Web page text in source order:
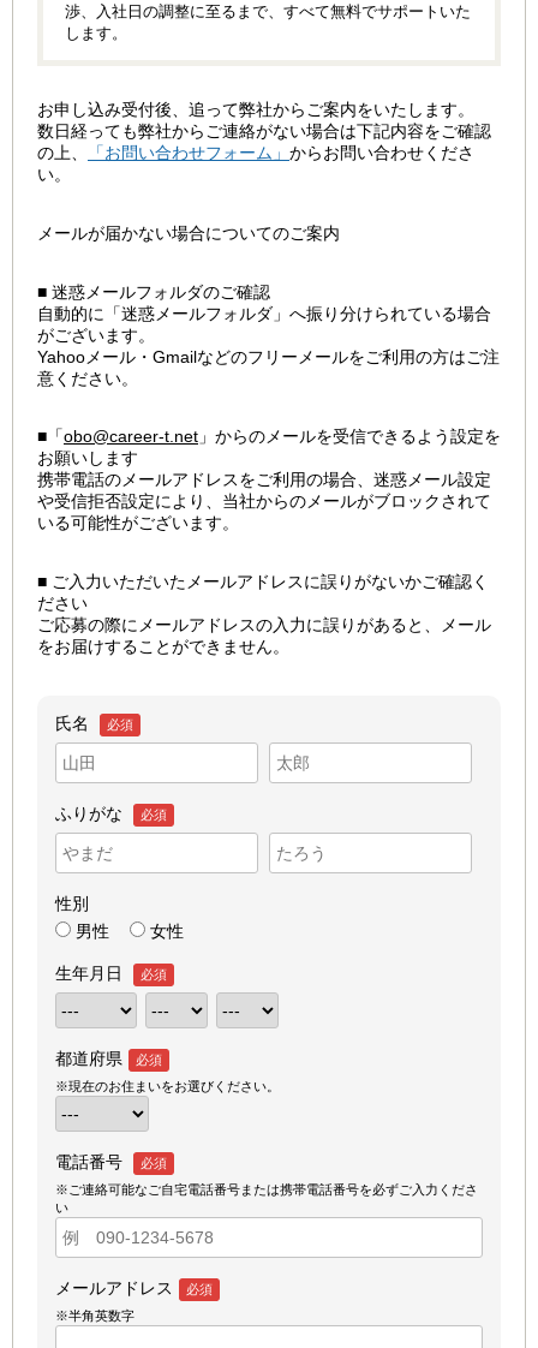
渉、入社日の調整に至るまで、すべて無料でサポートいた
します。
お申し込み受付後、追って弊社からご案内をいたします。
数日経っても弊社からご連絡がない場合は下記内容をご確認
の上、
「お問い合わせフォーム」 からお問い合わせくださ
い。
メールが届かない場合についてのご案内
■ 迷惑メールフォルダのご確認
自動的に「迷惑メールフォルダ」へ振り分けられている場合
がございます。
Yahooメール・Gmailなどのフリーメールをご利用の方はご注
意ください。
■「obo@career-t.net 」からのメールを受信できるよう設定を
お願いします
携帯電話のメールアドレスをご利用の場合、迷惑メール設定
や受信拒否設定により、当社からのメールがブロックされて
いる可能性がございます。
■ ご入力いただいたメールアドレスに誤りがないかご確認く
ださい
ご応募の際にメールアドレスの入力に誤りがあると、メール
をお届けすることができません。
氏名 必須
ふりがな 必須
性別
男性
女性
生年月日 必須
都道府県
必須
※現在のお住まいをお選びください。
電話番号
必須
※ご連絡可能なご自宅電話番号または携帯電話番号を必ずご入力くださ
い
メールアドレス
必須
※半角英数字